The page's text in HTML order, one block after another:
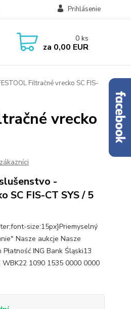
Prihlásenie
0 ks
za 0,00 EUR
Filtračné vrecko SC FIS-
vrecko
-
SC FIS-CT SYS / 5
size:15px}Priemyselný
Nasze aukcje Nasze
ING Bank Śląski13
1090 1535 0000 0000